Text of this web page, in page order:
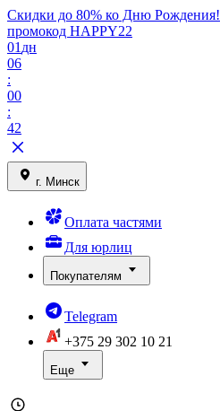
Скидки до 80% ко Дню Рождения!
промокод HAPPY22
01 дн
06
:
00
:
42
г. Минск
Оплата частями
Для юрлиц
Покупателям
Telegram
+375 29 302 10 21
Еще